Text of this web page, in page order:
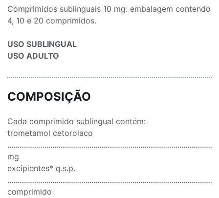
Comprimidos sublinguais 10 mg: embalagem contendo
4, 10 e 20 comprimidos.
USO SUBLINGUAL
USO ADULTO
COMPOSIÇÃO
Cada comprimido sublingual contém:
trometamol cetorolaco
mg
excipientes* q.s.p.
comprimido